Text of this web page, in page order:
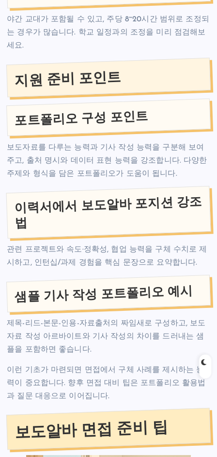
야간 교대가 포함될 수 있고, 주당 8~20시간 범위로 조정되
는 경우가 많습니다. 학교 일정과의 조정을 미리 점검해보
세요.
지원 준비 포인트
포트폴리오 구성 포인트
보도자료를 다루는 능력과 기사 작성 능력을 구분해 보여
주고, 출처 명시와 데이터 표현 능력을 강조합니다. 다양한
주제와 형식을 담은 포트폴리오가 도움이 됩니다.
이력서에서 보도알바 포지션 강조
법
관련 프로젝트와 속도·정확성, 협업 능력을 구체 수치로 제
시하고, 인턴십/과제 경험을 핵심 문장으로 요약합니다.
샘플 기사 작성 포트폴리오 예시
제목-리드-본문-인용-자료출처의 짜임새로 구성하고, 보도
자료 작성 아르바이트와 기사 작성의 차이를 드러내는 샘
플을 포함하면 좋습니다.
이런 기초가 마련되면 면접에서 구체 사례를 제시하는 능
력이 중요합니다. 향후 면접 대비 팁은 포트폴리오 활용법
과 질문 대응으로 이어집니다.
보도알바 면접 준비 팁